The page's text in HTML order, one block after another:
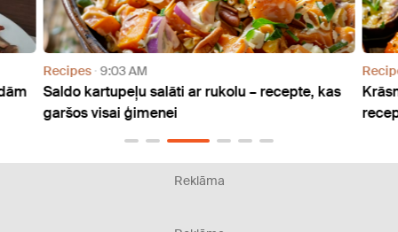
Recipes 9:03 AM
Saldo kartupeļu salāti ar rukolu – recepte, kas
garšos visai ģimenei
Reklāma